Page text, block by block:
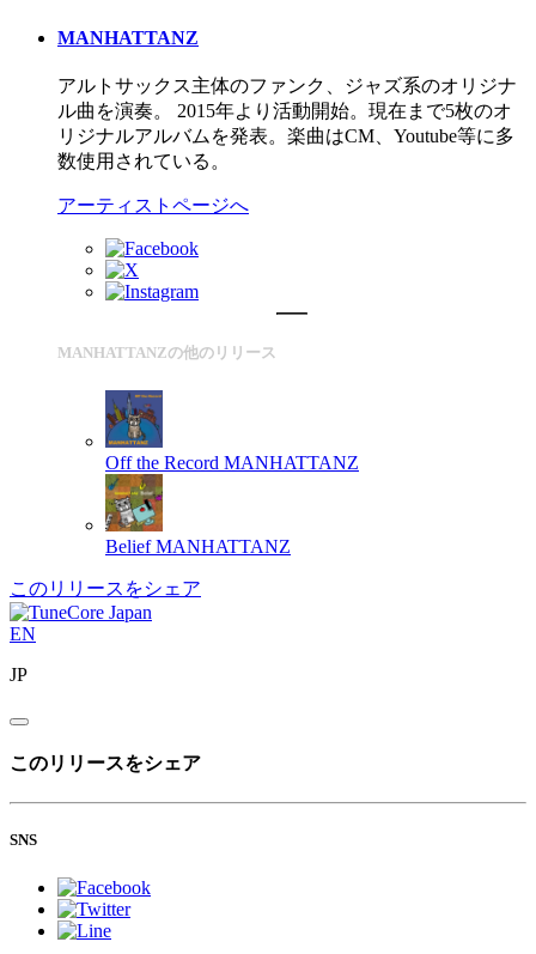
MANHATTANZ
アルトサックス主体のファンク、ジャズ系のオリジナ
ル曲を演奏。 2015年より活動開始。現在まで5枚のオ
リジナルアルバムを発表。楽曲はCM、Youtube等に多
数使用されている。
アーティストページへ
MANHATTANZの他のリリース
Off the Record MANHATTANZ
Belief MANHATTANZ
このリリースをシェア
EN
JP
このリリースをシェア
SNS